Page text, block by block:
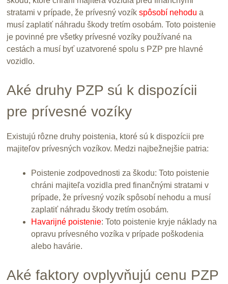
stratami v prípade, že prívesný vozík spôsobí nehodu a
musí zaplatiť náhradu škody tretím osobám. Toto poistenie
je povinné pre všetky prívesné vozíky používané na
cestách a musí byť uzatvorené spolu s PZP pre hlavné
vozidlo.
Aké druhy PZP sú k dispozícii
pre prívesné vozíky
Existujú rôzne druhy poistenia, ktoré sú k dispozícii pre
majiteľov prívesných vozíkov. Medzi najbežnejšie patria:
Poistenie zodpovednosti za škodu: Toto poistenie
chráni majiteľa vozidla pred finančnými stratami v
prípade, že prívesný vozík spôsobí nehodu a musí
zaplatiť náhradu škody tretím osobám.
Havarijné poistenie: Toto poistenie kryje náklady na
opravu prívesného vozíka v prípade poškodenia
alebo havárie.
Aké faktory ovplyvňujú cenu PZP